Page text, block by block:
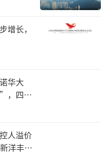
年降糖药“拜唐
的超过等级医院，
气，2023年传出
采的消息。
苹”。阿斯利康旗
球最畅销的降血脂
高的市场份额。然
瑞舒伐他汀钙”被多
为了应对集采带来
增长，
华大
，四大
人溢价
洋丰、